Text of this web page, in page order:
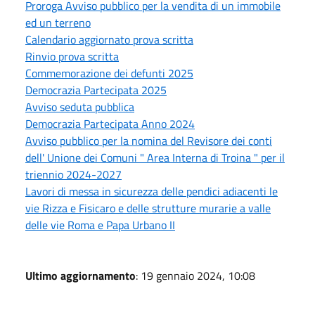
Proroga Avviso pubblico per la vendita di un immobile
ed un terreno
Calendario aggiornato prova scritta
Rinvio prova scritta
Commemorazione dei defunti 2025
Democrazia Partecipata 2025
Avviso seduta pubblica
Democrazia Partecipata Anno 2024
Avviso pubblico per la nomina del Revisore dei conti
dell' Unione dei Comuni " Area Interna di Troina " per il
triennio 2024-2027
Lavori di messa in sicurezza delle pendici adiacenti le
vie Rizza e Fisicaro e delle strutture murarie a valle
delle vie Roma e Papa Urbano II
Ultimo aggiornamento: 19 gennaio 2024, 10:08